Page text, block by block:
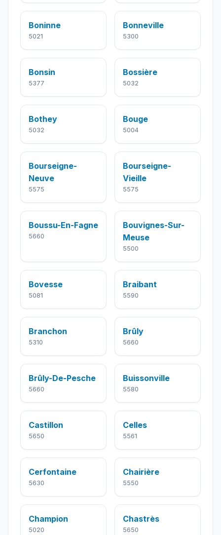
Boninne
5021
Bonneville
5300
Bonsin
5377
Bossière
5032
Bothey
5032
Bouge
5004
Bourseigne-
Neuve
5575
Bourseigne-
Vieille
5575
Boussu-En-Fagne
5660
Bouvignes-Sur-
Meuse
5500
Bovesse
5081
Braibant
5590
Branchon
5310
Brûly
5660
Brûly-De-Pesche
5660
Buissonville
5580
Castillon
5650
Celles
5561
Cerfontaine
5630
Chairière
5550
Champion
5020
Chastrès
5650